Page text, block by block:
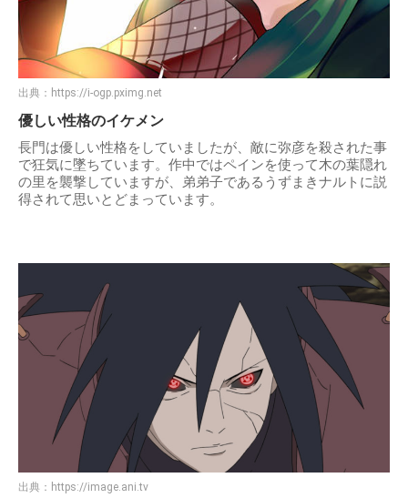
出典： https://i-ogp.pximg.net
優しい性格のイケメン
長門は優しい性格をしていましたが、敵に弥彦を殺された事
で狂気に墜ちています。作中ではペインを使って木の葉隠れ
の里を襲撃していますが、弟弟子であるうずまきナルトに説
得されて思いとどまっています。
出典： https://image.ani.tv